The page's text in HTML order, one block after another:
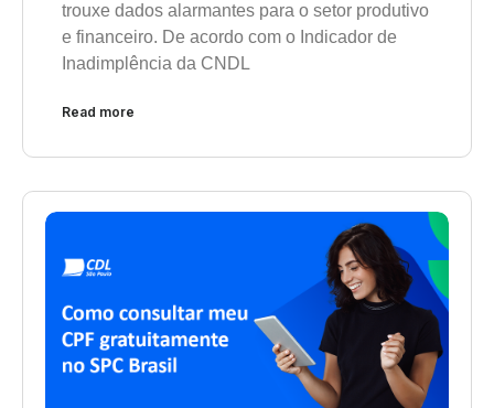
trouxe dados alarmantes para o setor produtivo
e financeiro. De acordo com o Indicador de
Inadimplência da CNDL
Read more